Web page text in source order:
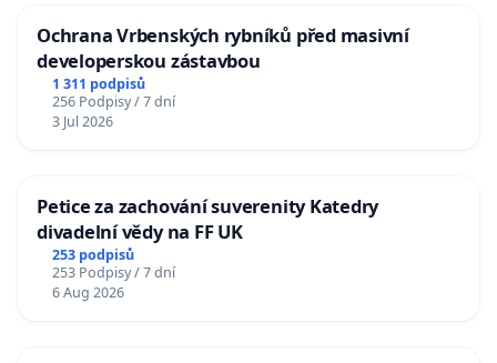
Ochrana Vrbenských rybníků před masivní
developerskou zástavbou
1 311 podpisů
256 Podpisy / 7 dní
3 Jul 2026
Petice za zachování suverenity Katedry
divadelní vědy na FF UK
253 podpisů
253 Podpisy / 7 dní
6 Aug 2026